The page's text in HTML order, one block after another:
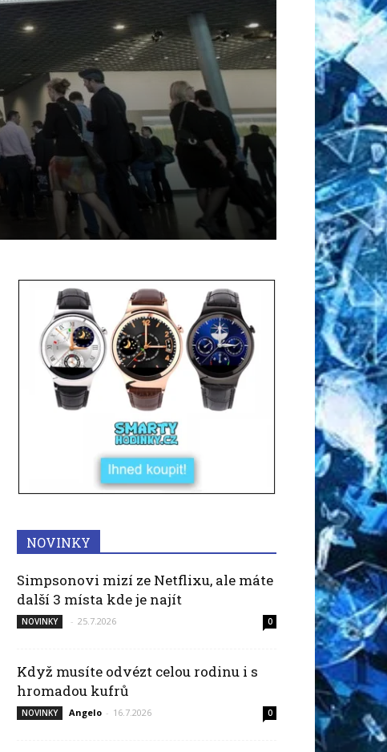
NOVINKY
Simpsonovi mizí ze Netflixu, ale máte
další 3 místa kde je najít
NOVINKY - 25.7.2026 0
Když musíte odvézt celou rodinu i s
hromadou kufrů
NOVINKY Angelo - 16.7.2026 0